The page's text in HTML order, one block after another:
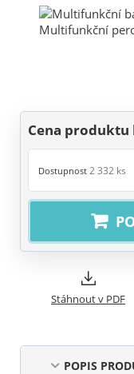
Cena produktu
Dostupnost 2 332 ks
Stáhnout v PDF
POPIS